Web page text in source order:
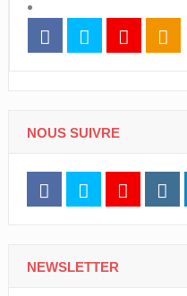
NOUS SUIVRE
NEWSLETTER